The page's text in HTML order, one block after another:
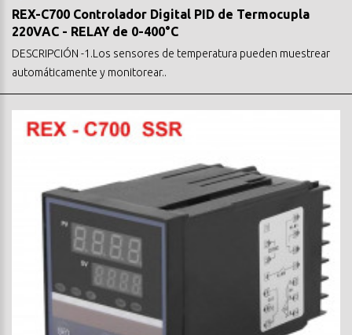
REX-C700 Controlador Digital PID de Termocupla
220VAC - RELAY de 0-400°C
DESCRIPCIÓN -1.Los sensores de temperatura pueden muestrear
automáticamente y monitorear..